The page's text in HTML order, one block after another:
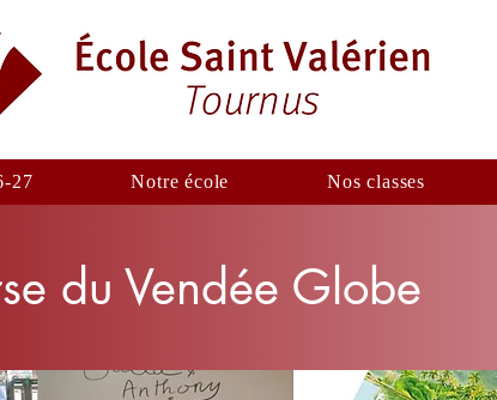
27 Notre école Nos classes
du Vendée Globe